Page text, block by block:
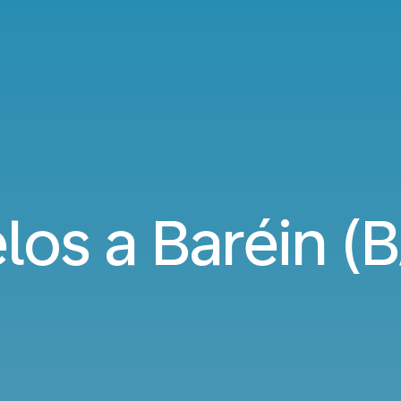
a Baréin